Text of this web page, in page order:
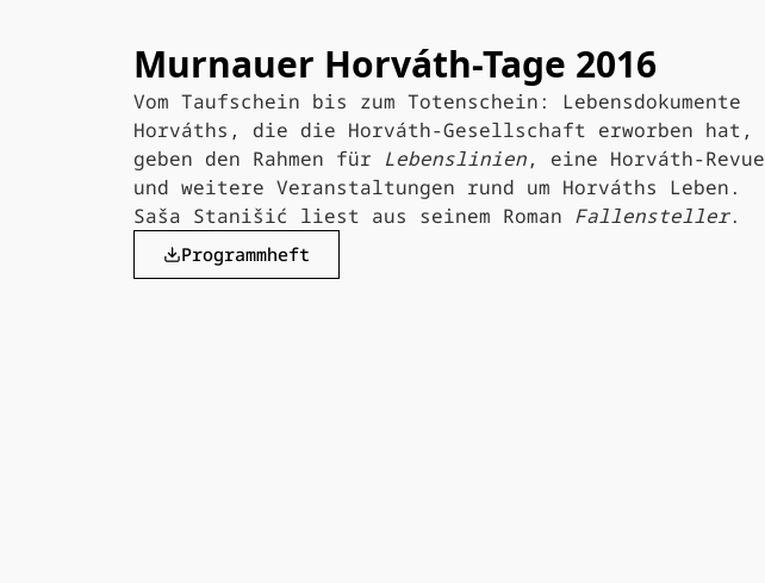
Murnauer Horváth-Tage 2016
Vom Taufschein bis zum Totenschein: Lebensdokumente
Horváths, die die Horváth-Gesellschaft erworben hat,
geben den Rahmen für Lebenslinien, eine Horváth-Revue
und weitere Veranstaltungen rund um Horváths Leben.
Saša Stanišić liest aus seinem Roman Fallensteller.
Programmheft